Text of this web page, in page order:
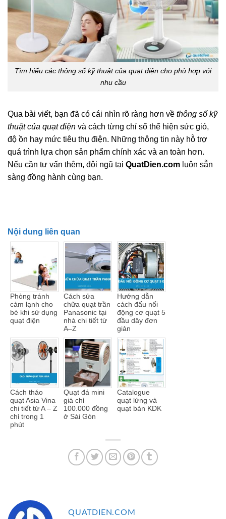
Tìm hiểu các thông số kỹ thuật của quạt điện cho phù hợp với
nhu cầu
Qua bài viết, bạn đã có cái nhìn rõ ràng hơn về thông số kỹ
thuật của quạt điện và cách từng chỉ số thể hiện sức gió,
độ ồn hay mức tiêu thụ điện. Những thông tin này hỗ trợ
quá trình lựa chọn sản phẩm chính xác và an toàn hơn.
Nếu cần tư vấn thêm, đội ngũ tại QuatDien.com luôn sẵn
sàng đồng hành cùng bạn.
Nội dung liên quan
Phòng tránh
cảm lạnh cho
bé khi sử dụng
quạt điện
Cách sửa
chữa quạt trần
Panasonic tại
nhà chi tiết từ
A–Z
Hướng dẫn
cách đấu nối
động cơ quạt 5
đầu dây đơn
giản
Cách tháo
quạt Asia Vina
chi tiết từ A – Z
chỉ trong 1
phút
Quạt đá mini
giá chỉ
100.000 đồng
ở Sài Gòn
Catalogue
quạt lửng và
quạt bàn KDK
QUATDIEN.COM